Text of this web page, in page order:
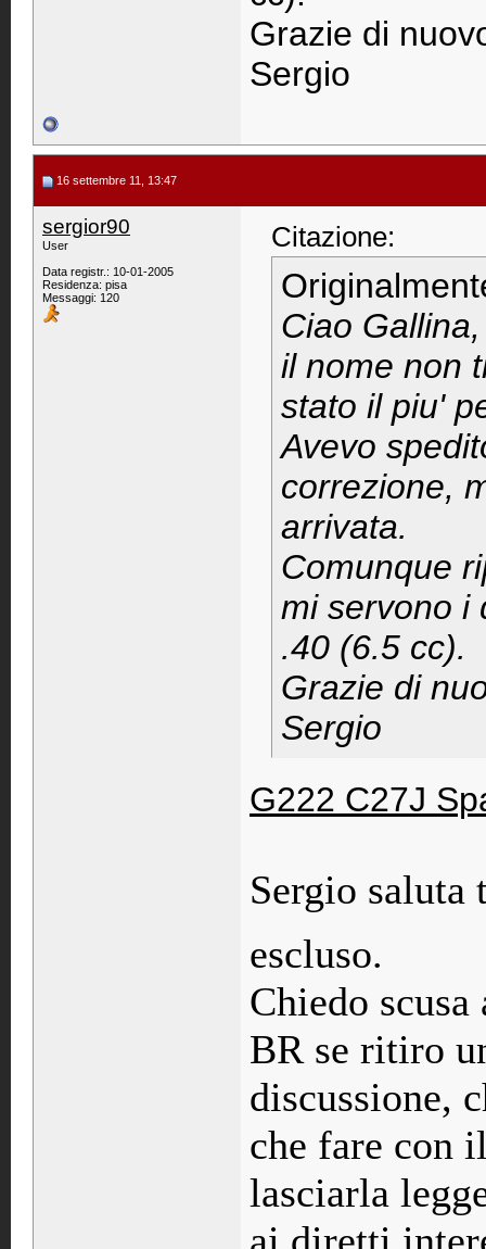
Grazie di
Sergio
16 settembre 11, 13:47
sergior90
User
Data registr.: 10-01-2005
Residenza: pisa
Messaggi: 120
Citazione:
Ciao Gallina,
il nome non
stato il piu'
Avevo
correzione,
arrivata.
Comunque
mi servono i
.40 (6.5 cc).
Grazie di
Sergio
G222 C27J
Sergio saluta
escluso.
Chiedo
BR se ritiro
discussione,
che fare con
lasciarla